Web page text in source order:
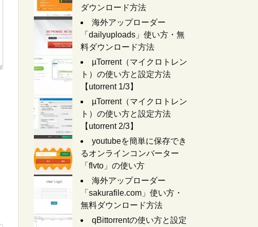
ダウンロード方法
海外アップローダー
「dailyuploads」使い方・無
料ダウンロード方法
µTorrent（マイクロトレン
ト）の使い方と設定方法
【utorrent 1/3】
µTorrent（マイクロトレン
ト）の使い方と設定方法
【utorrent 2/3】
youtubeを簡単に保存でき
るオンラインコンバーター
「flvto」の使い方
海外アップローダー
「sakurafile.com」使い方・
無料ダウンロード方法
qBittorrentの使い方と設定